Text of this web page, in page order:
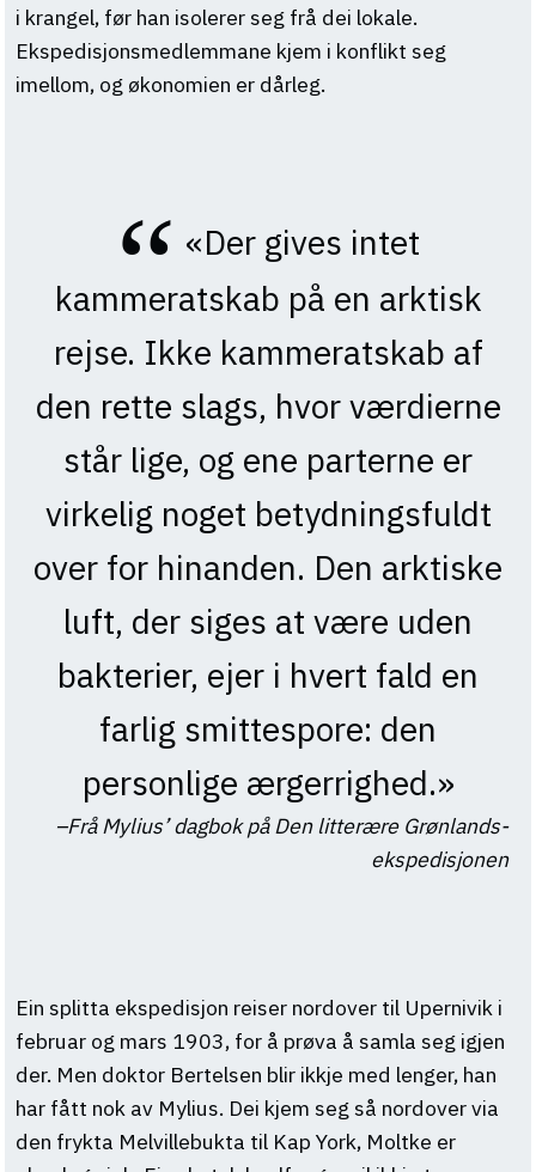
i krangel, før han isolerer seg frå dei lokale.
Ekspedisjonsmedlemmane kjem i konflikt seg
imellom, og økonomien er dårleg.
«Der gives intet
kammeratskab på en arktisk
rejse. Ikke kammeratskab af
den rette slags, hvor værdierne
står lige, og ene parterne er
virkelig noget betydningsfuldt
over for hinanden. Den arktiske
luft, der siges at være uden
bakterier, ejer i hvert fald en
farlig smittespore: den
personlige ærgerrighed.»
Frå Mylius’ dagbok på Den litterære Grønlands-
ekspedisjonen
Ein splitta ekspedisjon reiser nordover til Upernivik i
februar og mars 1903, for å prøva å samla seg igjen
der. Men doktor Bertelsen blir ikkje med lenger, han
har fått nok av Mylius. Dei kjem seg så nordover via
den frykta Melvillebukta til Kap York, Moltke er